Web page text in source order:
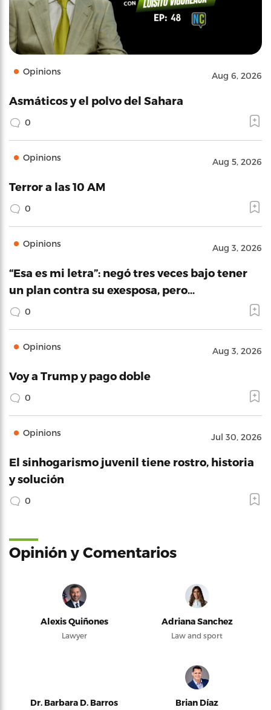
Opinions Aug 6, 2026
Asmáticos y el polvo del Sahara
0
Opinions Aug 5, 2026
Terror a las 10 AM
0
Opinions Aug 3, 2026
“Esa es mi letra”: negó tres veces bajo tener
un plan contra su exesposa, pero…
0
Opinions Aug 3, 2026
Voy a Trump y pago doble
0
Opinions Jul 30, 2026
El sinhogarismo juvenil tiene rostro, historia
y solución
0
Opinión y Comentarios
Alexis Quiñones
Lawyer
Adriana Sanchez
Law and sport
Dr. Barbara D. Barros Brian Díaz